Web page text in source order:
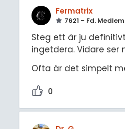
Fermatrix
7621 – Fd. Medlem
Steg ett är ju
ingetdera. Vidare
Ofta är det simpelt
0